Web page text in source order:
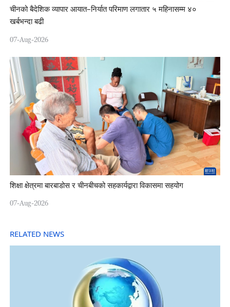
चीनको बैदेशिक व्यापार आयात–निर्यात परिमाण लगातार ५ महिनासम्म ४०
खर्बभन्दा बढी
07-Aug-2026
शिक्षा क्षेत्रमा बारबाडोस र चीनबीचको सहकार्यद्वारा विकासमा सहयोग
07-Aug-2026
RELATED NEWS